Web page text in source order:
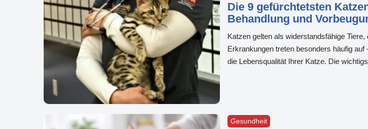
Die 9 gefürchtetsten
Behandlung und
Katzen gelten als widerstandsfähige
Erkrankungen treten besonders häufig
die Lebensqualität Ihrer Katze. Die
Gesundheit